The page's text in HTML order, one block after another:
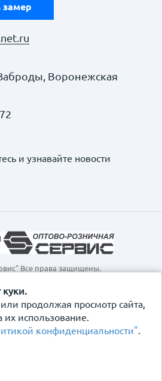
куки.
продолжая просмотр сайта,
их использование.
конфиденциальности".
замер
Воронежская
и узнавайте новости
Все права защищены.
вся информация о товарах и
на нём, носит
характер и ни при
публичной офертой,
Статьи 437